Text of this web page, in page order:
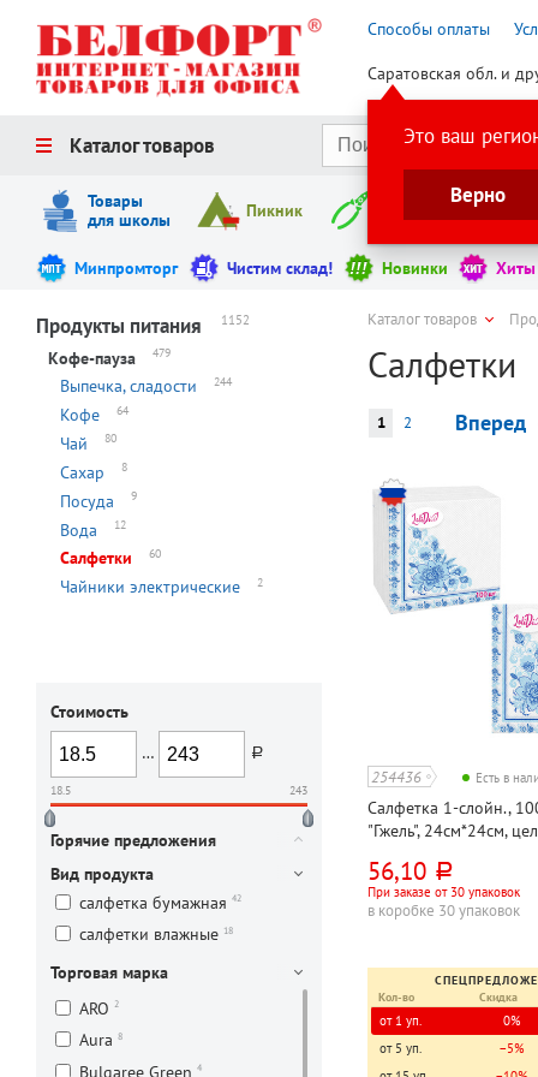
Способы оплаты
Саратовская обл. и
Это ваш
Верно
Каталог товаров
Товары
для школы
Пикник Инструменты
Минпромторг Чистим склад! Новинки Хиты
Продукты питания 1152
Кофе-пауза 479
Выпечка, сладости 244
Кофе 64
Чай 80
Сахар 8
Посуда 9
Вода 12
Салфетки 60
Чайники электрические 2
Стоимость
…
руб.
18.5 243
Горячие предложения
Вид продукта
салфетка бумажная 42
салфетки влажные 18
Торговая марка
ARO 2
Aura 8
Bulgaree Green 4
Каталог товаров
Салфетки
Вперед
1 2
254436 Есть в
Салфетка 1-слойн.,
"Гжель", 24см*24см,
56,10 руб.
При заказе от 30 упаковок
в коробке 30 упаковок
Кол-во
Скидка
от 1 уп. 0%
от 5 уп.
−5%